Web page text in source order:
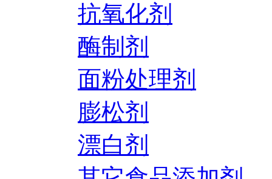
抗氧化剂
酶制剂
面粉处理剂
膨松剂
漂白剂